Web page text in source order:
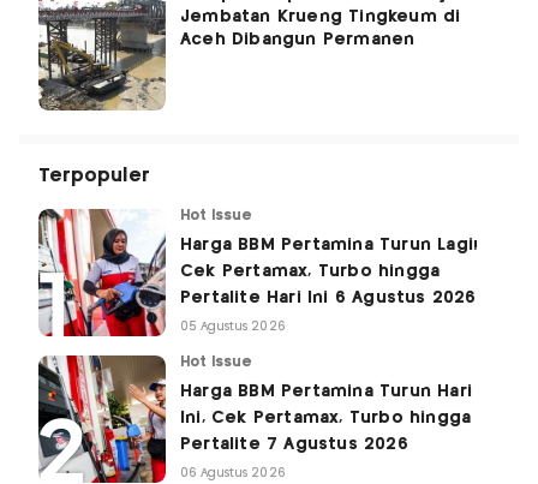
Jembatan Krueng Tingkeum di
Aceh Dibangun Permanen
Terpopuler
Hot Issue
Harga BBM Pertamina Turun Lagi!
Cek Pertamax, Turbo hingga
Pertalite Hari Ini 6 Agustus 2026
05 Agustus 2026
Hot Issue
Harga BBM Pertamina Turun Hari
Ini, Cek Pertamax, Turbo hingga
Pertalite 7 Agustus 2026
06 Agustus 2026